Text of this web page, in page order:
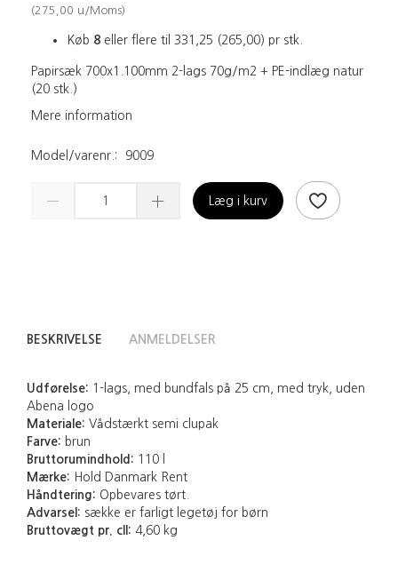
(275,00 u/Moms)
Køb 8 eller flere til 331,25 (265,00) pr stk.
Papirsæk 700x1.100mm 2-lags 70g/m2 + PE-indlæg natur
(20 stk.)
Mere information
Model/varenr.: 9009
Læg i kurv
BESKRIVELSE ANMELDELSER
Udførelse: 1-lags, med bundfals på 25 cm, med tryk, uden
Abena logo
Materiale: Vådstærkt semi clupak
Farve: brun
Bruttorumindhold: 110 l
Mærke: Hold Danmark Rent
Håndtering: Opbevares tørt.
Advarsel: sække er farligt legetøj for børn
Bruttovægt pr. cll: 4,60 kg